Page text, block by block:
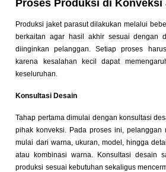
Proses Produksi di Konveksi
Produksi jaket parasut dilakukan melalui
berkaitan agar hasil akhir sesuai dengan
diinginkan pelanggan. Setiap proses
karena kesalahan kecil dapat
keseluruhan.
Konsultasi Desain
Tahap pertama dimulai dengan konsultasi
pihak konveksi. Pada proses ini, pelanggan
mulai dari warna, ukuran, model, hingga
atau kombinasi warna. Konsultasi desain
produksi sesuai kebutuhan sekaligus